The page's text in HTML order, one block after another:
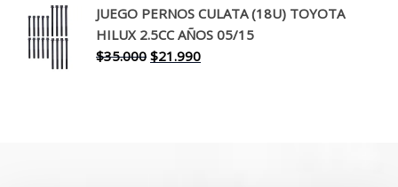
original
era:
$30.000.
actual
es:
$17.990.
JUEGO PERNOS CULATA (18U) TOYOTA
HILUX 2.5CC AÑOS 05/15
$35.000 El
$21.990El